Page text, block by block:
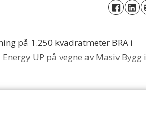
på 1.250 kvadratmeter BRA i
UP på vegne av Masiv Bygg i